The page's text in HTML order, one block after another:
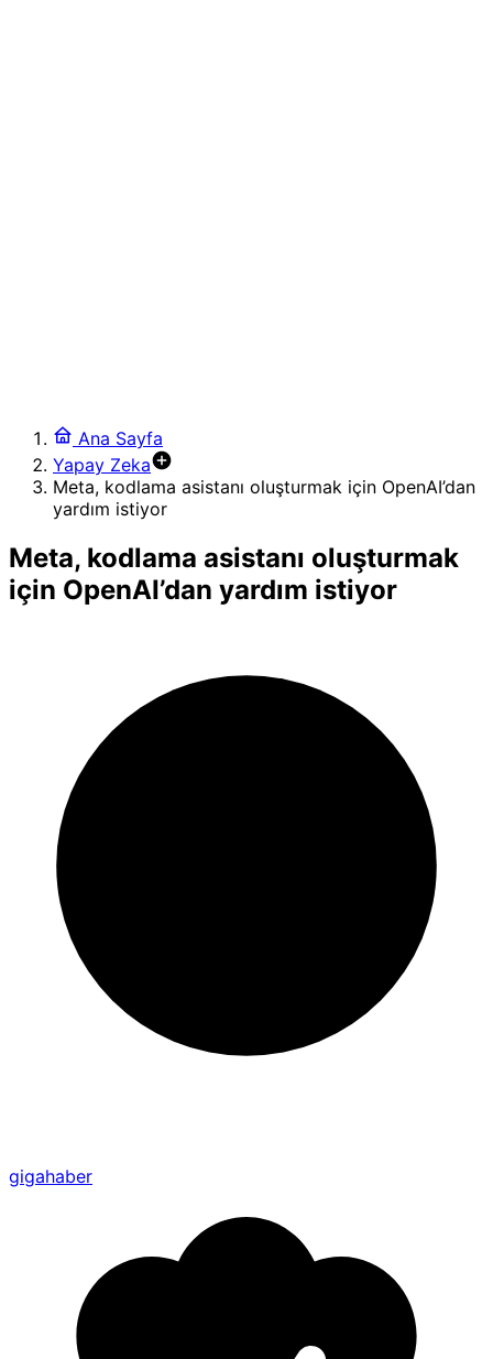
Ana Sayfa
Yapay Zeka
Meta, kodlama asistanı oluşturmak için OpenAI’dan
yardım istiyor
Meta, kodlama asistanı oluşturmak
için OpenAI’dan yardım istiyor
gigahaber